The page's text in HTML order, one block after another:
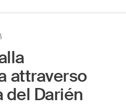
attraverso
del Darién
Français)